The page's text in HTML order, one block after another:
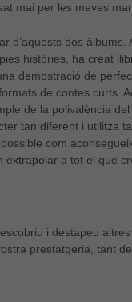
mai per les meves
d’aquests dos àlbums.
històries, ha creat
una demostració de
de contes curts.
de la polivalència
tan diferent i utilitza
com
extrapolar a tot el que
i destapeu
prestatgeria, tant